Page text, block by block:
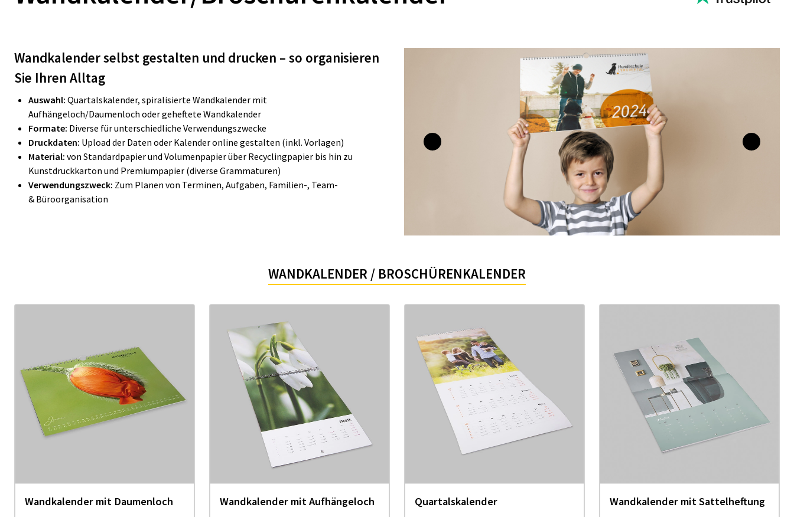
Wandkalender selbst gestalten und drucken – so organisieren
Sie Ihren Alltag
Auswahl: Quartalskalender, spiralisierte Wandkalender mit
Aufhängeloch/Daumenloch oder geheftete Wandkalender
Formate: Diverse für unterschiedliche Verwendungszwecke
Druckdaten: Upload der Daten oder Kalender online gestalten (inkl. Vorlagen)
Material: von Standardpapier und Volumenpapier über Recyclingpapier bis hin zu
Kunstdruckkarton und Premiumpapier (diverse Grammaturen)
Verwendungszweck: Zum Planen von Terminen, Aufgaben, Familien-, Team-
& Büroorganisation
WANDKALENDER / BROSCHÜRENKALENDER
Wandkalender mit Daumenloch Wandkalender mit Aufhängeloch Quartalskalender Wand­ka­len­der mit Sat­tel­hef­tung